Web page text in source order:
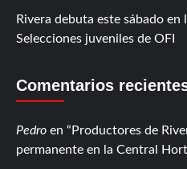
Rivera debuta este sábado en
Selecciones juveniles de OFI
Comentarios
Pedro en
Productores de
permanente en la Central